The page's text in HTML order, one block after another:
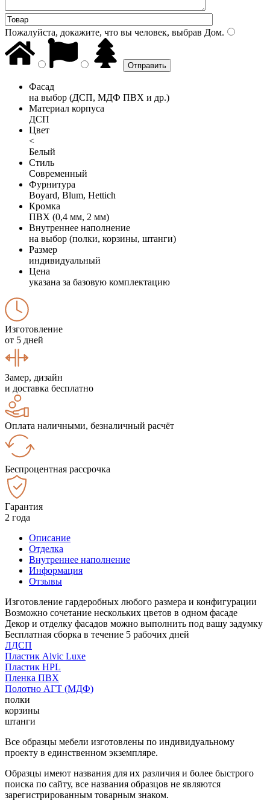
Пожалуйста, докажите, что вы человек, выбрав Дом.
Фасад
на выбор (ДСП, МДФ ПВХ и др.)
Материал корпуса
ДСП
Цвет
<
Белый
Стиль
Современный
Фурнитура
Boyard, Blum, Hettich
Кромка
ПВХ (0,4 мм, 2 мм)
Внутреннее наполнение
на выбор (полки, корзины, штанги)
Размер
индивидуальный
Цена
указана за базовую комплектацию
Изготовление
от 5 дней
Замер, дизайн
и доставка бесплатно
Оплата наличными, безналичный расчёт
Беспроцентная рассрочка
Гарантия
2 года
Описание
Отделка
Внутреннее наполнение
Информация
Отзывы
Изготовление гардеробных любого размера и конфигурации
Возможно сочетание нескольких цветов в одном фасаде
Декор и отделку фасадов можно выполнить под вашу задумку
Бесплатная сборка в течение 5 рабочих дней
ЛДСП
Пластик Alvic Luxe
Пластик HPL
Пленка ПВХ
Полотно АГТ (МДФ)
полки
корзины
штанги
Все образцы мебели изготовлены по индивидуальному
проекту в единственном экземпляре.
Образцы имеют названия для их различия и более быстрого
поиска по сайту, все названия образцов не являются
зарегистрированным товарным знаком.